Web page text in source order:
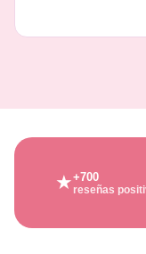
★+700
reseñas